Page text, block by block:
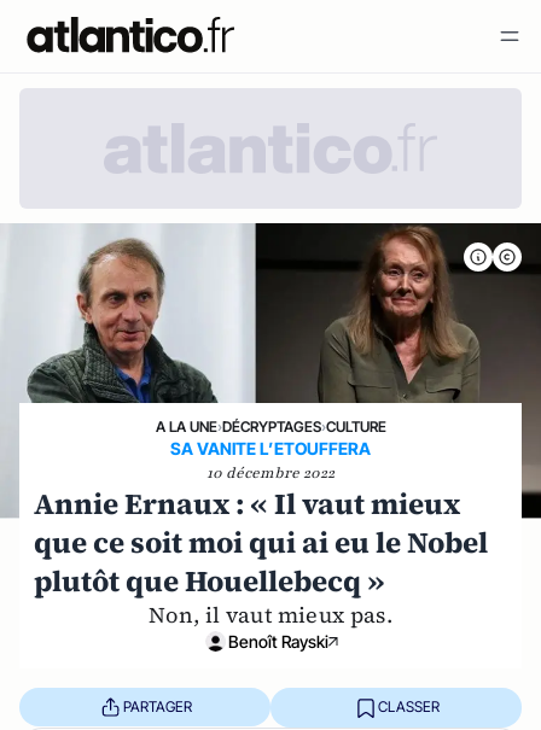
A LA UNE›DÉCRYPTAGES›CULTURE
SA VANITE L’ETOUFFERA
10 décembre 2022
Annie Ernaux : « Il vaut mieux
que ce soit moi qui ai eu le Nobel
plutôt que Houellebecq »
Non, il vaut mieux pas.
Benoît Rayski
PARTAGER CLASSER